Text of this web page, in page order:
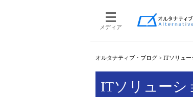
メディア
オルタナティブ・ブログ > ITソリュー
ITソリューシ